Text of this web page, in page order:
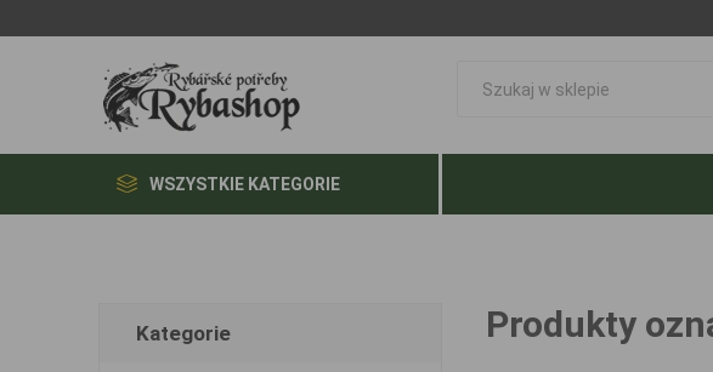
WSZYSTKIE KATEGORIE
Produkty
Kategorie